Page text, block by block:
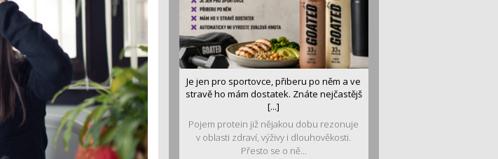
Je jen pro sportovce, přiberu po něm a ve
stravě ho mám dostatek. Znáte nejčastějš
[...]
Pojem protein již nějakou dobu rezonuje
v oblasti zdraví, výživy i dlouhověkosti.
Přesto se o ně...